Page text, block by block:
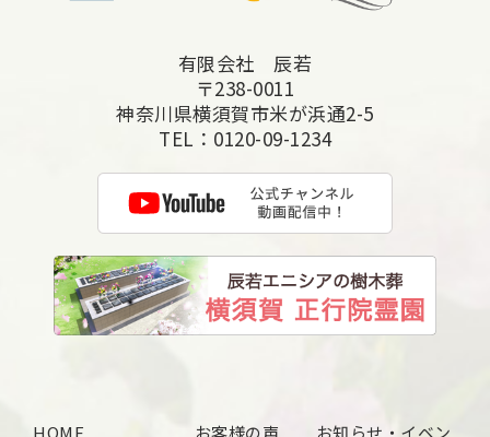
有限会社 辰若
〒238-0011
神奈川県横須賀市米が浜通2-5
TEL： 0120-09-1234
HOME
お客様の声
お知らせ・イベン